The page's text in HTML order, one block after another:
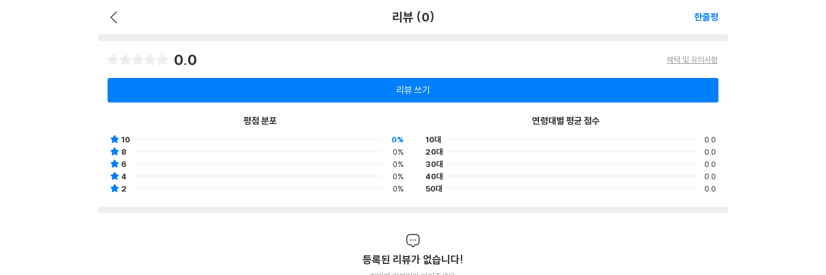
리뷰 (0) 한줄평
0.0 혜택 및 유의사항
리뷰 쓰기
평점 분포
10
0%
8
0%
6
0%
4
0%
2
0%
연령대별 평균 점수
10대
0.0
20대
0.0
30대
0.0
40대
0.0
50대
0.0
등록된 리뷰가 없습니다!